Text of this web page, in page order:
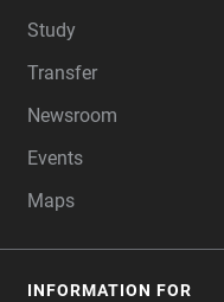
Study
Transfer
Newsroom
Events
Maps
INFORMATION FOR